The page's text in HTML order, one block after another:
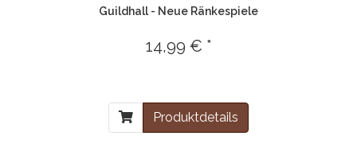
Guildhall - Neue Ränkespiele
14,99 € *
Produktdetails